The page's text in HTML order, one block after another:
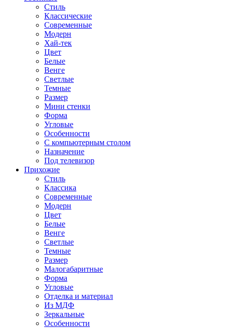
Стиль
Классические
Современные
Модерн
Хай-тек
Цвет
Белые
Венге
Светлые
Темные
Размер
Мини стенки
Форма
Угловые
Особенности
С компьютерным столом
Назначение
Под телевизор
Прихожие
Стиль
Классика
Современные
Модерн
Цвет
Белые
Венге
Светлые
Темные
Размер
Малогабаритные
Форма
Угловые
Отделка и материал
Из МДФ
Зеркальные
Особенности